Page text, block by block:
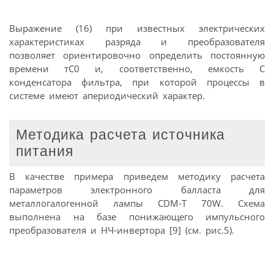
Выражение (16) при известных электрических
характеристиках разряда и преобразователя
позволяет ориентировочно определить постоянную
времени тС0 и, соответственно, емкость С
конденсатора фильтра, при которой процессы в
системе имеют апериодический характер.
Методика расчета источника
питания
В качестве примера приведем методику расчета
параметров электронного балласта для
металлогалогенной лампы CDM-T 70W. Схема
выполнена на базе понижающего импульсного
преобразователя и НЧ-инвертора [9] (см. рис.5).